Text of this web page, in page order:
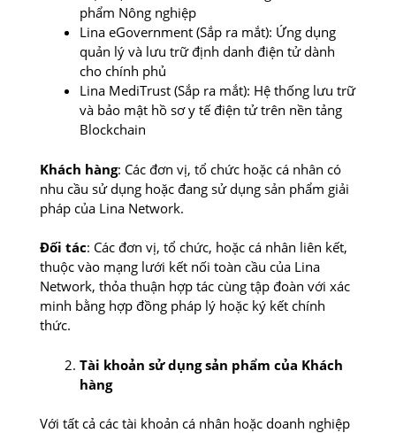
phẩm Nông nghiệp
Lina eGovernment (Sắp ra mắt): Ứng dụng
quản lý và lưu trữ định danh điện tử dành
cho chính phủ
Lina MediTrust (Sắp ra mắt): Hệ thống lưu trữ
và bảo mật hồ sơ y tế điện tử trên nền tảng
Blockchain
Khách hàng: Các đơn vị, tổ chức hoặc cá nhân có
nhu cầu sử dụng hoặc đang sử dụng sản phẩm giải
pháp của Lina Network.
Đối tác: Các đơn vị, tổ chức, hoặc cá nhân liên kết,
thuộc vào mạng lưới kết nối toàn cầu của Lina
Network, thỏa thuận hợp tác cùng tập đoàn với xác
minh bằng hợp đồng pháp lý hoặc ký kết chính
thức.
Tài khoản sử dụng sản phẩm của Khách
hàng
Với tất cả các tài khoản cá nhân hoặc doanh nghiệp